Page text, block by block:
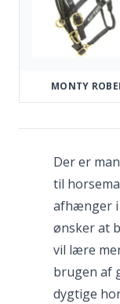
MONTY
Der er
til
afhænger i
ønsker at
vil lære
brugen af
dygtige